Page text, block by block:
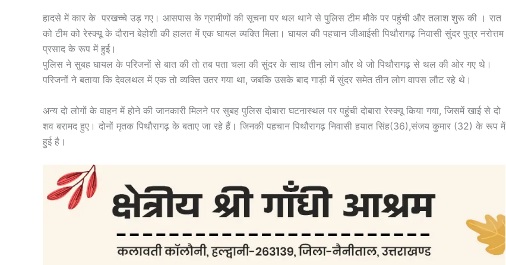
हादसे में कार के परखच्चे उड़ गए। आसपास के ग्रामीणों की सूचना पर थल थाने से पुलिस टीम मौके पर पहुंची और तलाश शुरू की । रात
को टीम को रेस्क्यू के दौरान बेहोशी की हालत में एक घायल व्यक्ति मिला। घायल की पहचान जीआईसी पिथौरागढ़ निवासी सुंदर पुत्र नरोत्तम
प्रसाद के रूप में हुई।
पुलिस ने सुबह घायल के परिजनों से बात की तो तब पता चला की सुंदर के साथ तीन लोग और थे जो पिथौरागढ़ से थल की ओर गए थे।
परिजनों ने बताया कि देवलथल में एक तो व्यक्ति उतर गया था, जबकि उसके बाद गाड़ी में सुंदर समेत तीन लोग वापस लौट रहे थे।
अन्य दो लोगों के वाहन में होने की जानकारी मिलने पर सुबह पुलिस दोबारा घटनास्थल पर पहुंची दोबारा रेस्क्यू किया गया, जिसमें खाई से दो
शव बरामद हुए। दोनों मृतक पिथौरागढ़ के बताए जा रहे हैं। जिनकी पहचान पिथौरागढ़ निवासी हयात सिंह(36),संजय कुमार (32) के रूप में
हुई है।